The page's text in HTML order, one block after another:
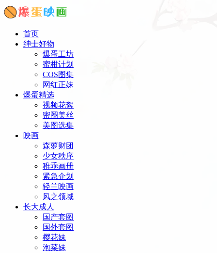
首页
绅士好物
爆蛋工坊
蜜柑计划
COS图集
网红正妹
爆蛋精选
视频花絮
密圈美丝
美图选集
映画
森萝财团
少女秩序
稚乖画册
紧急企划
轻兰映画
风之领域
长大成人
国产套图
国外套图
樱花妹
泡菜妹